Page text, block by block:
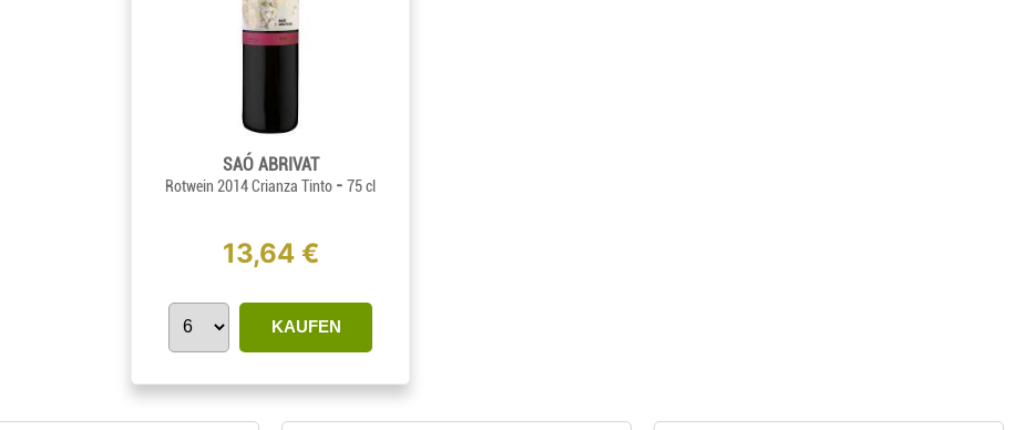
SAÓ ABRIVAT
Rotwein 2014 Crianza Tinto - 75 cl
13,64 €
KAUFEN